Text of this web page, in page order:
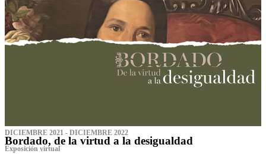
DICIEMBRE 2021 - DICIEMBRE 2022
Bordado, de la virtud a la desigualdad
Exposición virtual‌